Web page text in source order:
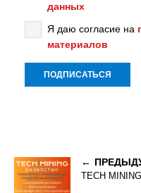
данных
Я даю согласие на
материалов
TECH